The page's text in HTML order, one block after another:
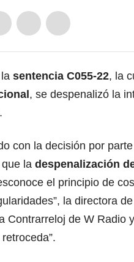
sentencia C055-22, la
, se despenalizó la
con la decisión por
la despenalización
el principio de
la directora
Contrarreloj de W Radio